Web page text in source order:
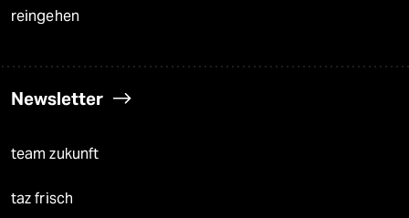
reingehen
Newsletter
team zukunft
taz frisch